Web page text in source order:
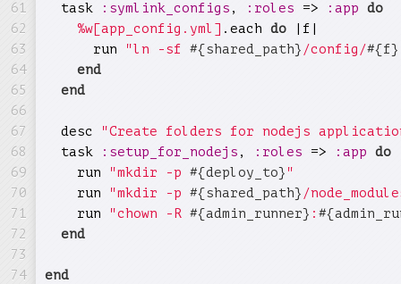
  task
:symlink_configs , :roles => :app
do
%w[app_config.yml] .each do |f|
      run
"ln -sf #{shared_path} /config/#{f}
end
end
  desc
"Create folders for nodejs
  task
:setup_for_nodejs , :roles => :app
do
    run
"mkdir -p #{deploy_to} "
    run
"mkdir -p #{shared_path} /
    run
"chown -R #{admin_runner} :
end
end